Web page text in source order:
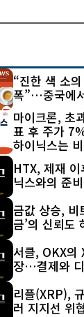
“진한 색 소
폭”…중국에
마이크론, 초
표 후 주가
하이닉스는
HTX, 제재
닉스와의 준
금값 상승,
금’의 신뢰도
서클, OKX의
장…결제와
리플(XRP),
러 지지선 위